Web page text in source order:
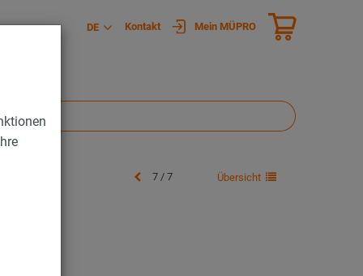
DE Kontakt Mein MÜPRO
7 / 7 Übersicht